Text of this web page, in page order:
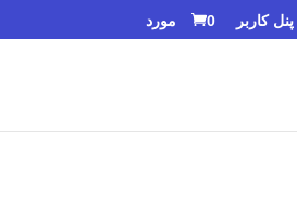
پنل کاربر 0 مورد